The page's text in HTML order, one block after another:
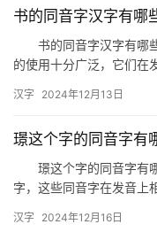
书的同音字汉字有哪
书的同音字汉字有哪
的使用十分广泛，它们在
的…
汉字 2024年12月13日
璟这个字的同音字有
璟这个字的同音字有
字，这些同音字在发音上
同音…
汉字 2024年12月16日